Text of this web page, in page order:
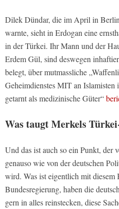
Dilek Dündar, die im April in
warnte, sieht in Erdogan eine
in der Türkei. Ihr Mann und der
Erdem Gül, sind deswegen
belegt, über mutmassliche
Geheimdienstes MIT an
getarnt als medizinische Güter“
Was taugt Merkels
Und das ist auch so ein Punkt, der
genauso wie von der deutschen
wird. Was ist eigentlich mit
Bundesregierung, haben die
gern in alles reinstecken, diese